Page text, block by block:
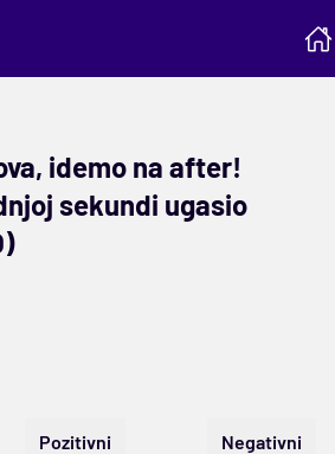
idemo na after!
sekundi ugasio
Pozitivni Negativni